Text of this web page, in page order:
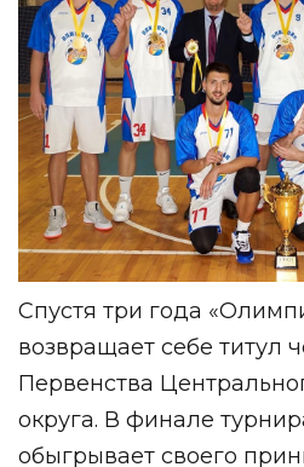
Спустя три года
возвращает себе титул
Первенства
округа. В финале
обыгрывает своего